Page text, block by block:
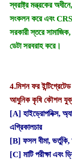
স্বরাষ্ট্র মন্ত্রকের
সংকলন করে এবং CRS
সরকারী স্তরে
ডেটা সরবরাহ করে।
4.মিশন ফর
আধুনিক কৃষি কৌশল
[A] হাইড্রোপনিক্স,
এগ্রিকালচার
[B] ফসল বীমা, ভর্তুকি,
[C] মাটি পরীক্ষা এবং